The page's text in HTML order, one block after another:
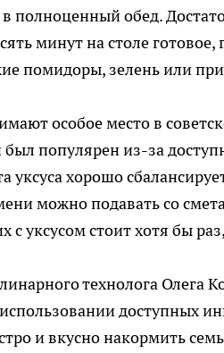
полноценный обед.
минут на столе
помидоры, зелень или
особое место в
популярен из-за
уксуса хорошо
можно подавать со
с уксусом стоит хотя бы
технолога Олега
доступных
и вкусно накормить